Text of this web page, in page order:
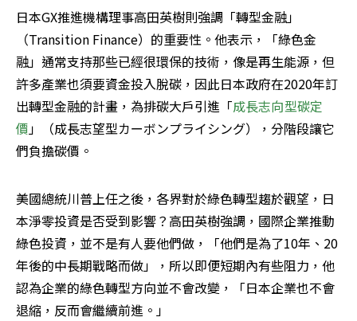
日本GX推進機構理事高田英樹則強調「轉型金融」
（Transition Finance）的重要性。他表示，「綠色金
融」通常支持那些已經很環保的技術，像是再生能源，但
許多產業也須要資金投入脫碳，因此日本政府在2020年訂
出轉型金融的計畫，為排碳大戶引進「成長志向型碳定
價」（成長志望型カーボンプライシング），分階段讓它
們負擔碳價。
美國總統川普上任之後，各界對於綠色轉型趨於觀望，日
本淨零投資是否受到影響？高田英樹強調，國際企業推動
綠色投資，並不是有人要他們做，「他們是為了10年、20
年後的中長期戰略而做」，所以即便短期內有些阻力，他
認為企業的綠色轉型方向並不會改變，「日本企業也不會
退縮，反而會繼續前進。」